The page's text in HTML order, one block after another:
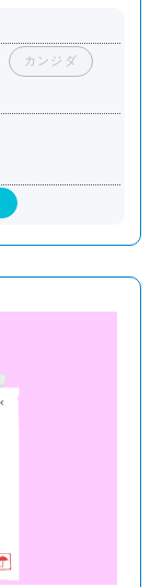
カンジダ